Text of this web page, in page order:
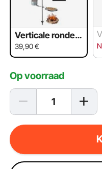
Verticale ronde g
rill - 36 cm
39,90€
Op voorraad